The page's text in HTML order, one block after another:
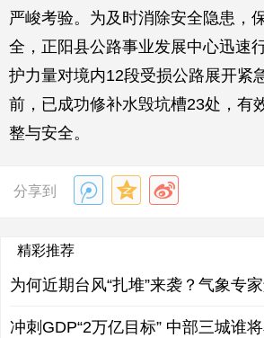
严峻考验。为及时消除安全隐患，
全，正阳县公路事业发展中心迅速
护力量对境内12段受损公路展开紧
前，已成功修补水毁坑槽23处，有
整与安全。
分享到
精彩推荐
为何近期台风“扎堆”来袭？气象专
冲刺GDP“2万亿目标” 中部三城谁